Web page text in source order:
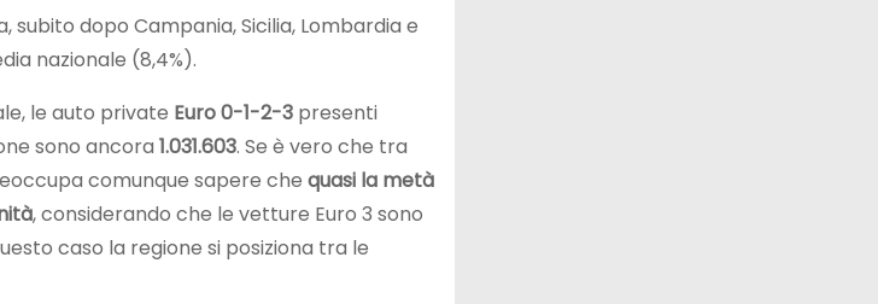
subito dopo Campania, Sicilia, Lombardia e
nazionale (8,4%).
le auto private Euro 0-1-2-3 presenti
sono ancora 1.031.603. Se è vero che tra
comunque sapere che quasi la metà
, considerando che le vetture Euro 3 sono
caso la regione si posiziona tra le